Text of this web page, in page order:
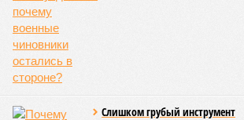
Слишком грубый инструмент